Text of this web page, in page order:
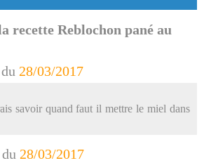
recette Reblochon pané au
du 28/03/2017
savoir quand faut il mettre le miel dans
du 28/03/2017